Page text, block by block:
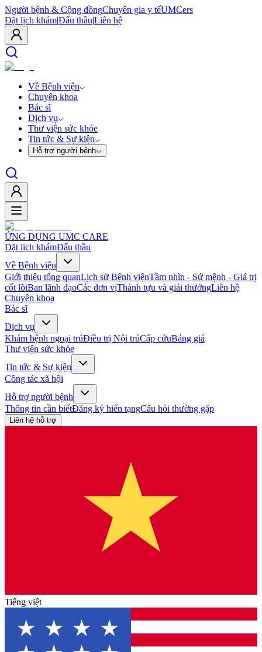
Người bệnh & Cộng đồngChuyên gia y tếUMCers
Đặt lịch khám|Đấu thầu|Liên hệ
Về Bệnh viện
Chuyên khoa
Bác sĩ
Dịch vụ
Thư viện sức khỏe
Tin tức & Sự kiện
Hỗ trợ người bệnh
ỨNG DỤNG UMC CARE
Đặt lịch khámĐấu thầu
Về Bệnh viện
Giới thiệu tổng quanLịch sử Bệnh việnTầm nhìn - Sứ mệnh - Giá trị
cốt lõiBan lãnh đạoCác đơn vịThành tựu và giải thưởngLiên hệ
Chuyên khoa
Bác sĩ
Dịch vụ
Khám bệnh ngoại trúĐiều trị Nội trúCấp cứuBảng giá
Thư viện sức khỏe
Tin tức & Sự kiện
Công tác xã hội
Hỗ trợ người bệnh
Thông tin cần biếtĐăng ký hiến tạngCâu hỏi thường gặp
Liên hệ hỗ trợ
Tiếng việt